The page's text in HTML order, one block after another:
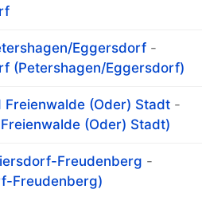
Eggersdorf -
(Petershagen/Eggersdorf)
(Oder) Stadt -
(Oder) Stadt)
Freudenberg -
Freudenberg)